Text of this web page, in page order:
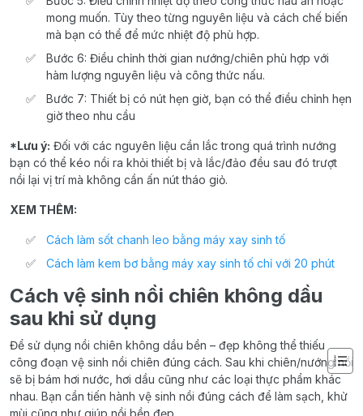
mong muốn. Tùy theo từng nguyên liệu và cách chế biến
mà bạn có thể để mức nhiệt độ phù hợp.
Bước 6: Điều chỉnh thời gian nướng/chiên phù hợp với
hàm lượng nguyên liệu và công thức nấu.
Bước 7: Thiết bị có nút hẹn giờ, bạn có thể điều chỉnh hẹn
giờ theo nhu cầu
*Lưu ý: Đối với các nguyên liệu cần lắc trong quá trình nướng
bạn có thể kéo nồi ra khỏi thiết bị và lắc/đảo đều sau đó trượt
nồi lại vị trí mà không cần ấn nút tháo giỏ.
XEM THÊM:
Cách làm sốt chanh leo bằng máy xay sinh tố
Cách làm kem bơ bằng máy xay sinh tố chỉ với 20 phút
Cách vệ sinh nồi chiên không dầu
sau khi sử dụng
Để sử dụng nồi chiên không dầu bền – đẹp không thể thiếu
công đoạn vệ sinh nồi chiên đúng cách. Sau khi chiên/nướng nồi
sẽ bị bám hơi nước, hơi dầu cũng như các loại thực phẩm khác
nhau. Bạn cần tiến hành vệ sinh nồi đúng cách để làm sạch, khử